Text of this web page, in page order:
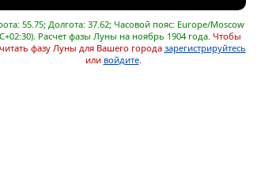
55.75; Долгота: 37.62; Часовой пояс: Europe/Moscow
Расчет фазы Луны на ноябрь 1904 года. Чтобы
фазу Луны для Вашего города зарегистрируйтесь
или войдите.